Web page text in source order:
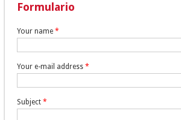
Formulario
Your name *
Your e-mail address *
Subject *